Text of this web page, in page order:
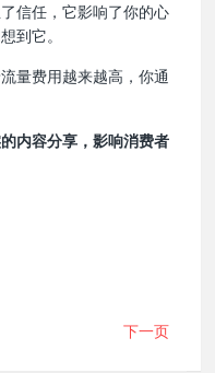
信任，它影响了你的心
到它。
量费用越来越高，你通
内容分享，影响消费者
下一页